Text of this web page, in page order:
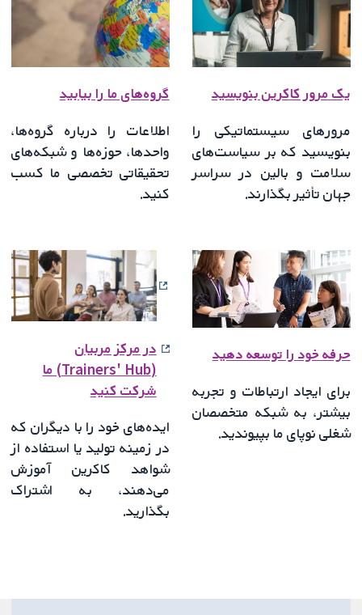
یک مرور کاکرین بنویسید
مرورهای سیستماتیکی را
بنویسید که بر سیاست‌های
سلامت و بالین در سراسر
جهان تأثیر بگذارند.
گروه‌های ما را بیابید
اطلاعات را درباره گروه‌ها،
واحدها، حوزه‌ها و شبکه‌های
تحقیقاتی تخصصی ما کسب
کنید.
حرفه خود را توسعه دهید
برای ایجاد ارتباطات و تجربه
بیشتر، به شبکه متخصصان
شغلی نوپای ما بپیوندید.
در مرکز مربیان
(Trainers' Hub) ما
شرکت کنید
ایده‌های خود را با دیگران که
در زمینه تولید یا استفاده از
شواهد کاکرین آموزش
می‌دهند، به اشتراک
بگذارید.